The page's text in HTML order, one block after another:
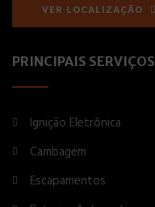
VER LOCALIZAÇÃO
PRINCIPAIS SERVIÇOS
Ignição Eletrônica
Cambagem
Escapamentos